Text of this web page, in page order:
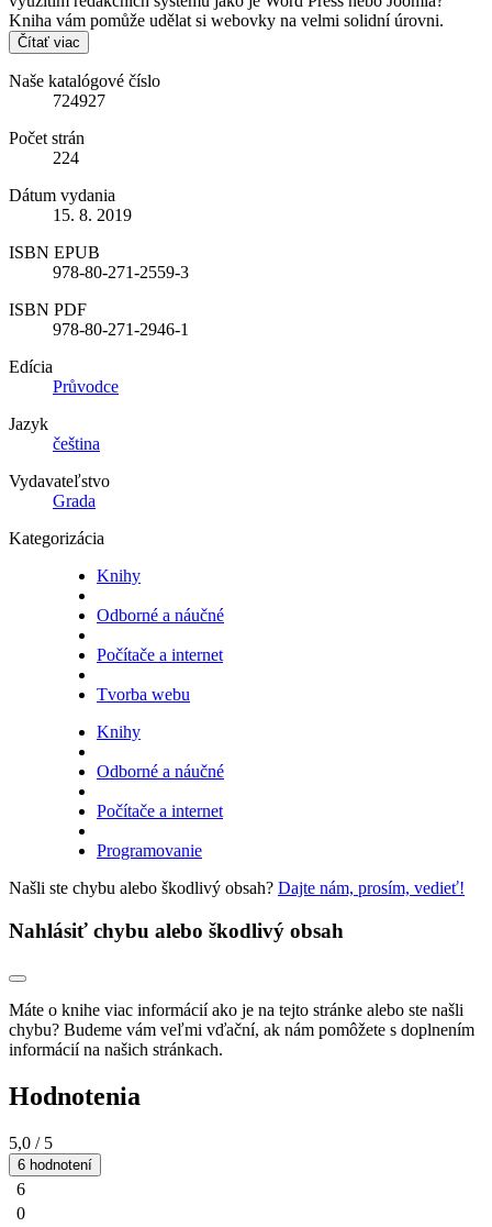
Kniha vám pomůže udělat si webovky na velmi solidní úrovni.
Čítať viac
Naše katalógové číslo
724927
Počet strán
224
Dátum vydania
15. 8. 2019
ISBN EPUB
978-80-271-2559-3
ISBN PDF
978-80-271-2946-1
Edícia
Průvodce
Jazyk
čeština
Vydavateľstvo
Grada
Kategorizácia
Knihy
Odborné a náučné
Počítače a internet
Tvorba webu
Knihy
Odborné a náučné
Počítače a internet
Programovanie
Našli ste chybu alebo škodlivý obsah? Dajte nám, prosím, vedieť!
Nahlásiť chybu alebo škodlivý obsah
Máte o knihe viac informácií ako je na tejto stránke alebo ste našli
chybu? Budeme vám veľmi vďační, ak nám pomôžete s doplnením
informácií na našich stránkach.
Hodnotenia
5,0 / 5
6 hodnotení
6
0